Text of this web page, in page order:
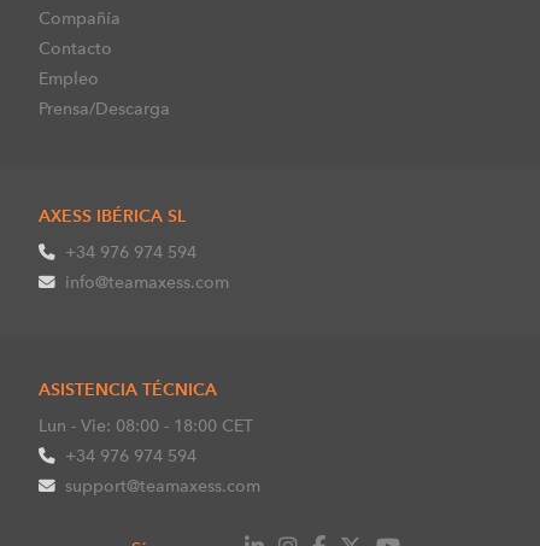
Compañía
Contacto
Empleo
Prensa/Descarga
AXESS IBÉRICA SL
+34 976 974 594
info@teamaxess.com
ASISTENCIA TÉCNICA
Lun - Vie: 08:00 - 18:00 CET
+34 976 974 594
support@teamaxess.com